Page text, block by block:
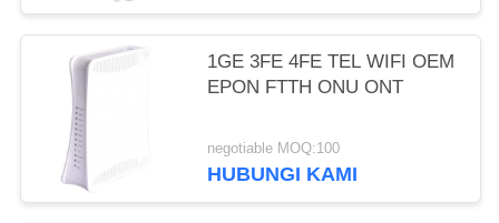
1GE 3FE 4FE TEL WIFI OEM
EPON FTTH ONU ONT
negotiable MOQ:100
HUBUNGI KAMI